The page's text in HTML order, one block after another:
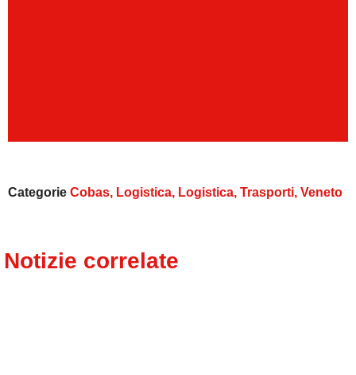
Categorie Cobas, Logistica, Logistica, Trasporti, Veneto
Notizie correlate